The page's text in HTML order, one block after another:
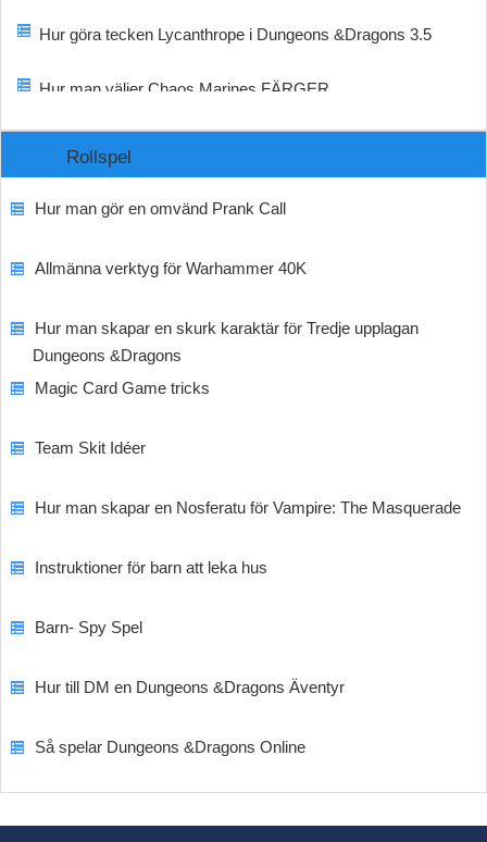
Hur göra tecken Lycanthrope i Dungeons &Dragons 3.5
Hur man väljer Chaos Marines FÄRGER
Rollspel
Hur man gör en omvänd Prank Call
Allmänna verktyg för Warhammer 40K
Hur man skapar en skurk karaktär för Tredje upplagan
Dungeons &Dragons
Magic Card Game tricks
Team Skit Idéer
Hur man skapar en Nosferatu för Vampire: The Masquerade
Instruktioner för barn att leka hus
Barn- Spy Spel
Hur till DM en Dungeons &Dragons Äventyr
Så spelar Dungeons &Dragons Online